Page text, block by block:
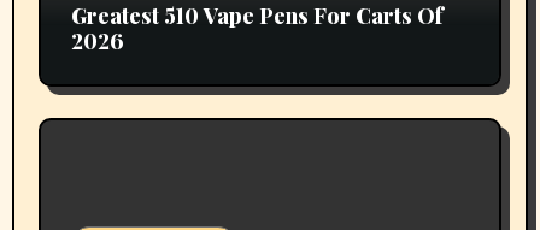
Greatest 510 Vape Pens For Carts Of
2026